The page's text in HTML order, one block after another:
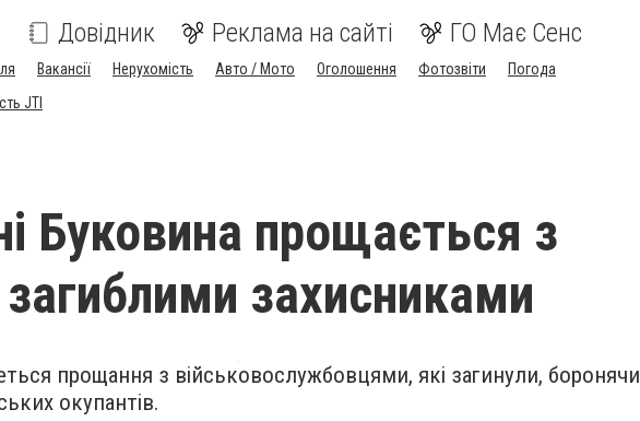
Довідник Реклама на сайті ГО Має Сенс
Вакансії Нерухомість Авто / Мото Оголошення Фотозвіти
Погода
JTI
Буковина прощається з
захисниками
прощання з військовослужбовцями, які загинули, боронячи
окупантів.